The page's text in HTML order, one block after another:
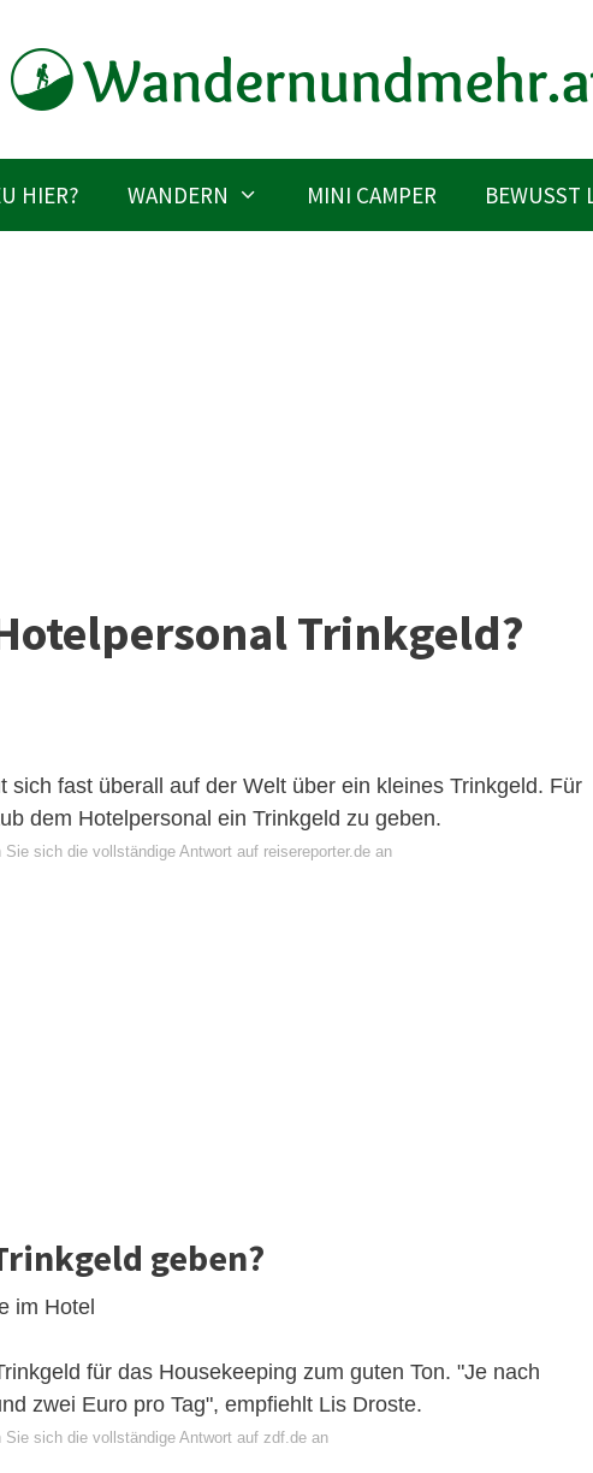
HIER? WANDERN MINI CAMPER BEWUSST
Trinkgeld?
sich fast überall auf der Welt über ein kleines Trinkgeld. Für
dem Hotelpersonal ein Trinkgeld zu geben.
Sie sich die vollständige Antwort auf reisereporter.de an
geben?
im Hotel
für das Housekeeping zum guten Ton. "Je nach
zwei Euro pro Tag", empfiehlt Lis Droste.
Sie sich die vollständige Antwort auf zdf.de an